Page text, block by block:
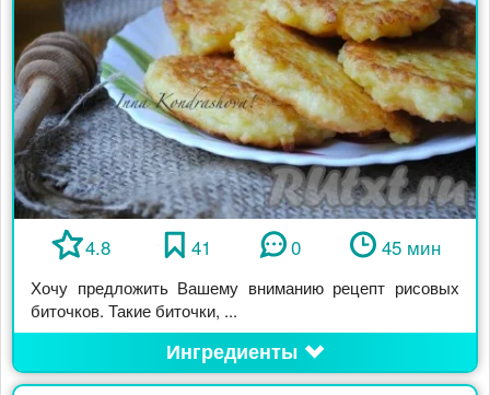
4.8 41 0 45 мин
Хочу предложить Вашему вниманию рецепт рисовых
биточков. Такие биточки, ...
Ингредиенты